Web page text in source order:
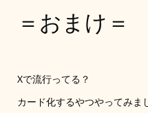
＝おまけ＝
Xで流行ってる？
カード化するやつやってみま